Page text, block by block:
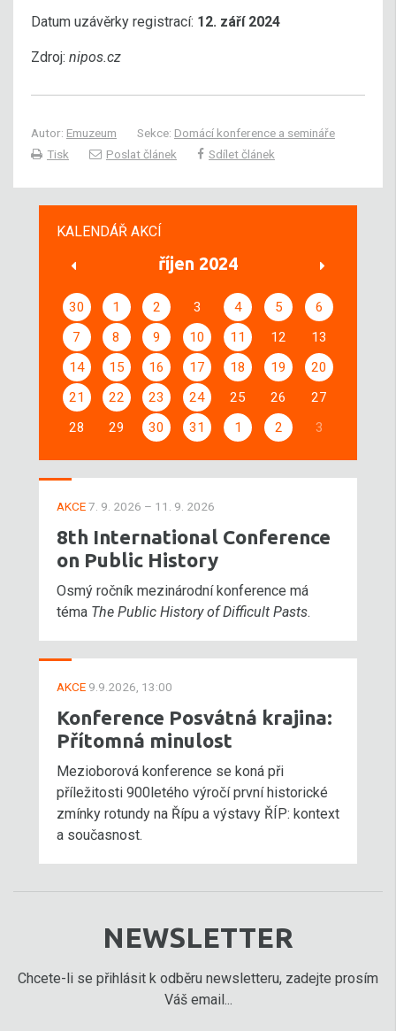
Datum uzávěrky registrací: 12. září 2024
Zdroj: nipos.cz
Autor: Emuzeum Sekce: Domácí konference a semináře
Tisk
Poslat článek Sdílet článek
KALENDÁŘ AKCÍ
říjen 2024
30 1 2 3 4 5
6
7
8 9 10 11 12
13
14
15 16 17 18 19
20
21
22 23 24 25 26
27
28
29 30 31 1 2 3
AKCE7. 9. 2026 – 11. 9. 2026
8th International Conference
on Public History
Osmý ročník mezinárodní konference má
téma The Public History of Difficult Pasts.
AKCE 9.9.2026, 13:00
Konference Posvátná krajina:
Přítomná minulost
Mezioborová konference se koná při
příležitosti 900letého výročí první historické
zmínky rotundy na Řípu a výstavy ŘÍP: kontext
a současnost.
NEWSLETTER
Chcete-li se přihlásit k odběru newsletteru, zadejte prosím
Váš email...